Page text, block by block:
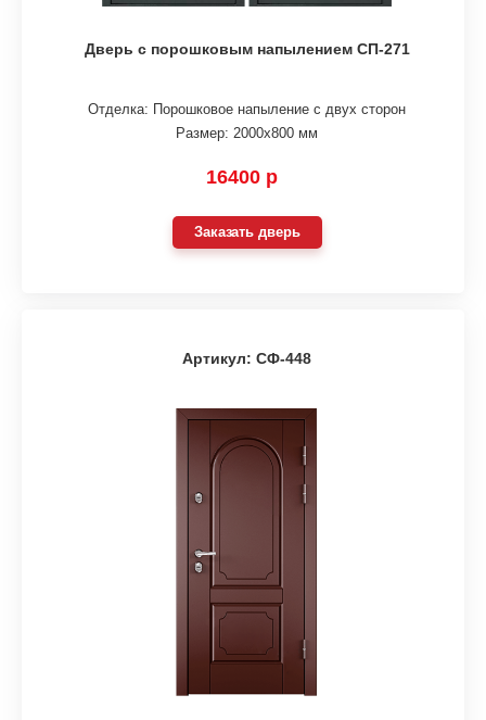
Дверь с порошковым напылением СП-271
Отделка: Порошковое напыление с двух сторон
Размер: 2000х800 мм
16400 р
Заказать дверь
Артикул: СФ-448